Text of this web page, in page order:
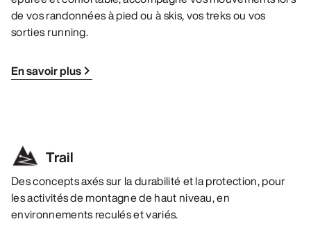
de vos randonnées à pied ou à skis, vos treks ou vos
sorties running.
En savoir plus
Trail
Des concepts axés sur la durabilité et la protection, pour
les activités de montagne de haut niveau, en
environnements reculés et variés.